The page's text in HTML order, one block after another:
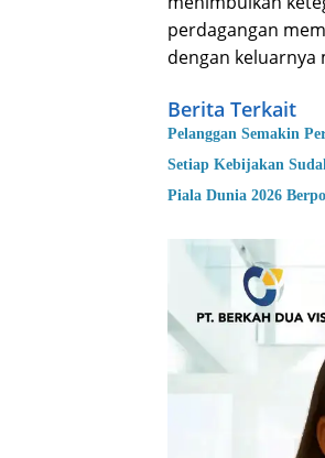
perdagangan
dengan keluarnya
Berita Terkait
Pelanggan Semakin
Setiap Kebijakan
Piala Dunia 2026